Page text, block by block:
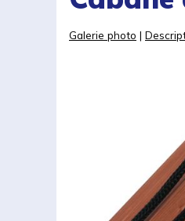
Galerie photo |